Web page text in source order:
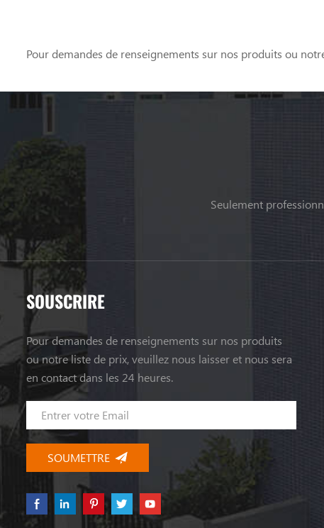
Pour demandes de renseignements sur nos produits ou
Seulement
SOUSCRIRE
Pour demandes de renseignements sur nos produits
ou notre liste de prix, veuillez nous laisser et nous sera
en contact dans les 24 heures.